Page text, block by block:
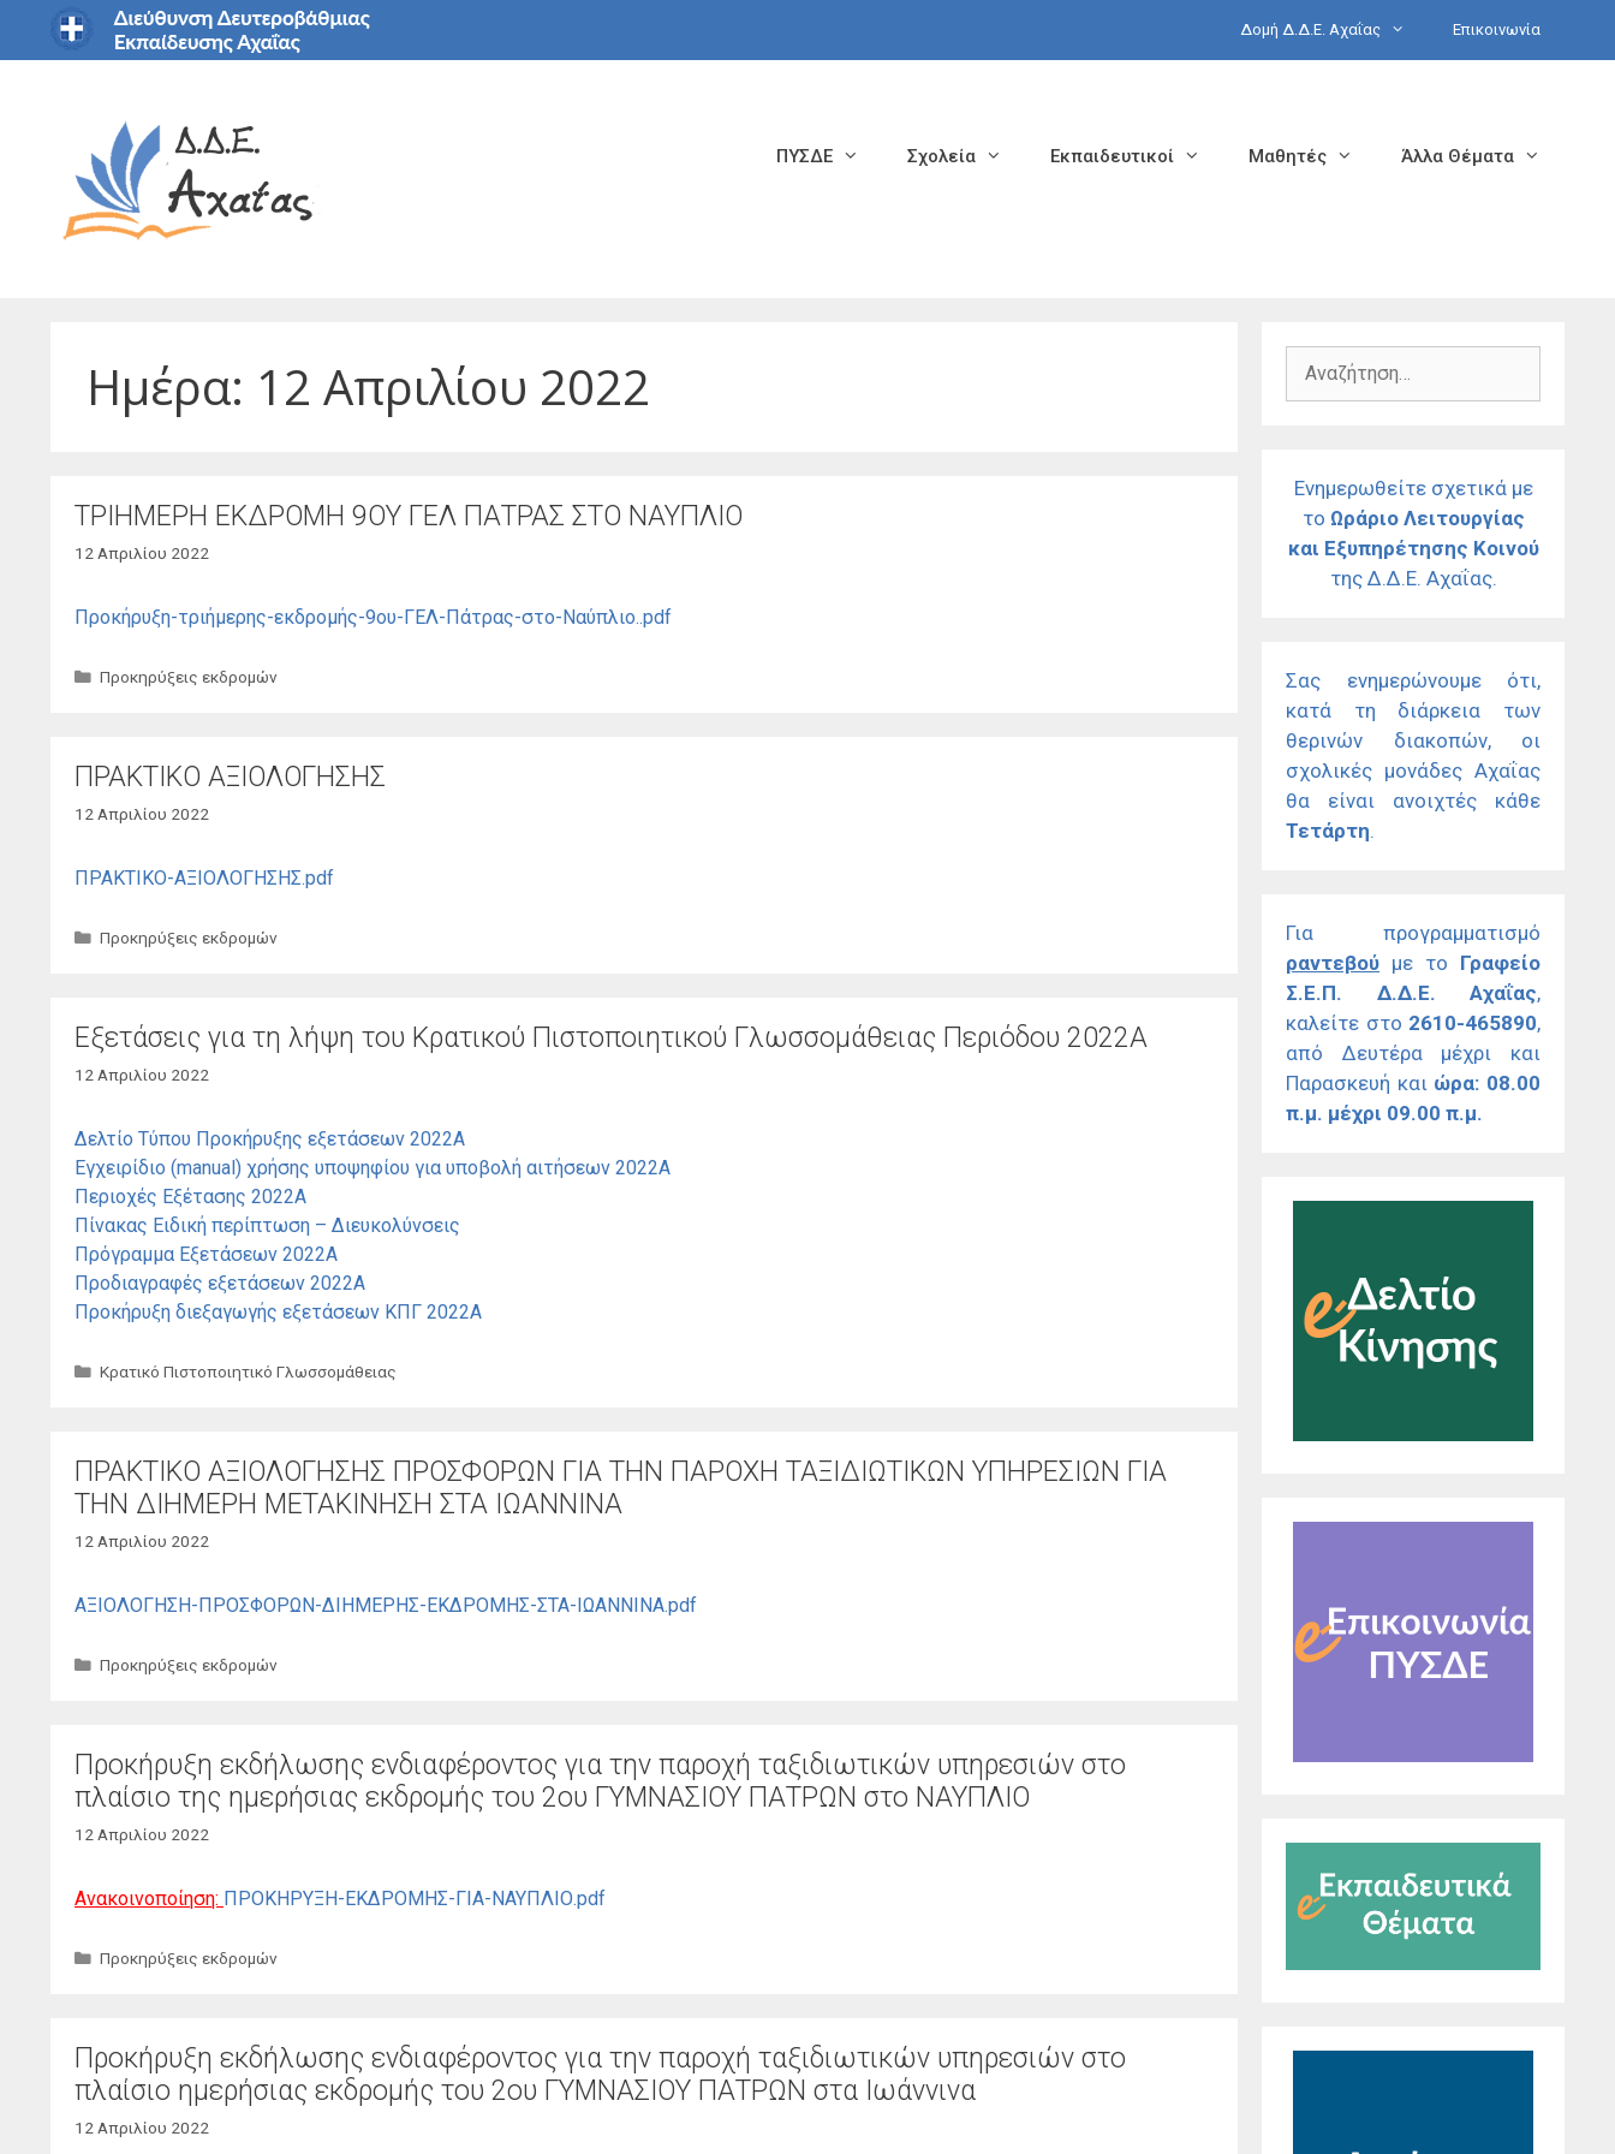
Μετάβαση
Δομή Δ.Δ.Ε. Αχαΐας Επικοινωνία
ΠΥΣΔΕ Σχολεία Εκπαιδευτικοί Μαθητές Άλλα Θέματα
Ημέρα: 12 Απριλίου 2022
ΤΡΙΗΜΕΡΗ ΕΚΔΡΟΜΗ 9ΟΥ ΓΕΛ ΠΑΤΡΑΣ ΣΤΟ ΝΑΥΠΛΙΟ
12 Απριλίου 2022
Προκήρυξη-τριήμερης-εκδρομής-9ου-ΓΕΛ-Πάτρας-στο-Ναύπλιο..pdf
Κατηγορίες
Προκηρύξεις εκδρομών
ΠΡΑΚΤΙΚΟ ΑΞΙΟΛΟΓΗΣΗΣ
12 Απριλίου 2022
ΠΡΑΚΤΙΚΟ-ΑΞΙΟΛΟΓΗΣΗΣ.pdf
Κατηγορίες
Προκηρύξεις εκδρομών
Εξετάσεις για τη λήψη του Κρατικού Πιστοποιητικού Γλωσσομάθειας Περιόδου 2022Α
12 Απριλίου 2022
Δελτίο Τύπου Προκήρυξης εξετάσεων 2022Α
Εγχειρίδιο (manual) χρήσης υποψηφίου για υποβολή αιτήσεων 2022Α
Περιοχές Εξέτασης 2022Α
Πίνακας Ειδική περίπτωση – Διευκολύνσεις
Πρόγραμμα Εξετάσεων 2022Α
Προδιαγραφές εξετάσεων 2022A
Προκήρυξη διεξαγωγής εξετάσεων ΚΠΓ 2022Α
Κατηγορίες
Κρατικό Πιστοποιητικό Γλωσσομάθειας
ΠΡΑΚΤΙΚΟ ΑΞΙΟΛΟΓΗΣΗΣ ΠΡΟΣΦΟΡΩΝ ΓΙΑ ΤΗΝ ΠΑΡΟΧΗ ΤΑΞΙΔΙΩΤΙΚΩΝ ΥΠΗΡΕΣΙΩΝ ΓΙΑ
ΤΗΝ ΔΙΗΜΕΡΗ ΜΕΤΑΚΙΝΗΣΗ ΣΤΑ ΙΩΑΝΝΙΝΑ
12 Απριλίου 2022
ΑΞΙΟΛΟΓΗΣΗ-ΠΡΟΣΦΟΡΩΝ-ΔΙΗΜΕΡΗΣ-ΕΚΔΡΟΜΗΣ-ΣΤΑ-ΙΩΑΝΝΙΝΑ.pdf
Κατηγορίες
Προκηρύξεις εκδρομών
Προκήρυξη εκδήλωσης ενδιαφέροντος για την παροχή ταξιδιωτικών υπηρεσιών στo
πλαίσιo της ημερήσιας εκδρομής του 2ου ΓΥΜΝΑΣΙΟΥ ΠΑΤΡΩΝ στο ΝΑΥΠΛΙΟ
12 Απριλίου 2022
Ανακοινοποίηση: ΠΡΟΚΗΡΥΞΗ-ΕΚΔΡΟΜΗΣ-ΓΙΑ-ΝΑΥΠΛΙΟ.pdf
Κατηγορίες
Προκηρύξεις εκδρομών
Προκήρυξη εκδήλωσης ενδιαφέροντος για την παροχή ταξιδιωτικών υπηρεσιών στo
πλαίσιο ημερήσιας εκδρομής του 2ου ΓΥΜΝΑΣΙΟΥ ΠΑΤΡΩΝ στα Ιωάννινα
12 Απριλίου 2022
Αναζήτηση
Ενημερωθείτε σχετικά με
το Ωράριο Λειτουργίας
και Εξυπηρέτησης Κοινού
της Δ.Δ.Ε. Αχαΐας.
Σας ενημερώνουμε ότι,
κατά τη διάρκεια των
θερινών διακοπών, οι
σχολικές μονάδες Αχαΐας
θα είναι ανοιχτές κάθε
Τετάρτη.
Για προγραμματισμό
ραντεβού με το Γραφείο
Σ.Ε.Π. Δ.Δ.Ε. Αχαΐας,
καλείτε στο 2610-465890,
από Δευτέρα μέχρι και
Παρασκευή και ώρα: 08.00
π.μ. μέχρι 09.00 π.μ.